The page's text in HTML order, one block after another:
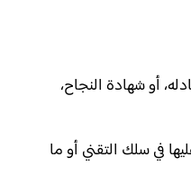
أو شهادة النجاح،
في سلك التقني أو ما